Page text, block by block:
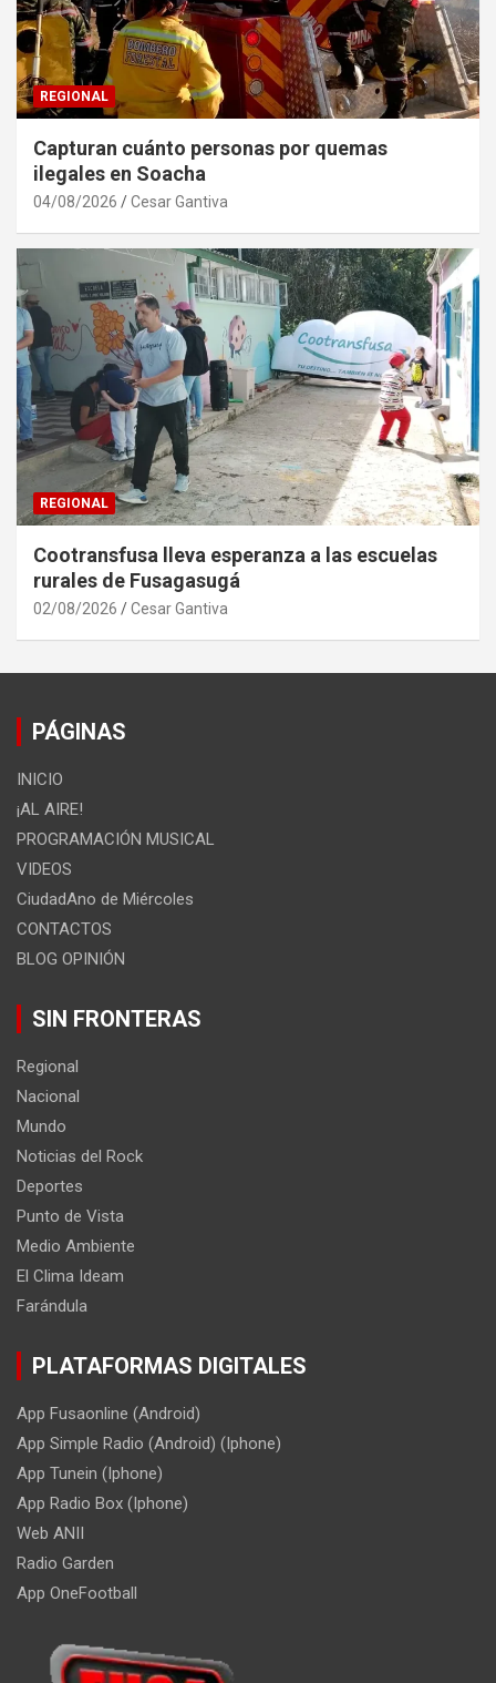
REGIONAL
Capturan cuánto personas por quemas
ilegales en Soacha
04/08/2026 Cesar Gantiva
REGIONAL
Cootransfusa lleva esperanza a las escuelas
rurales de Fusagasugá
02/08/2026 Cesar Gantiva
PÁGINAS
INICIO
¡AL AIRE!
PROGRAMACIÓN MUSICAL
VIDEOS
CiudadAno de Miércoles
CONTACTOS
BLOG OPINIÓN
SIN FRONTERAS
Regional
Nacional
Mundo
Noticias del Rock
Deportes
Punto de Vista
Medio Ambiente
El Clima Ideam
Farándula
PLATAFORMAS DIGITALES
App Fusaonline (Android)
App Simple Radio (Android) (Iphone)
App Tunein (Iphone)
App Radio Box (Iphone)
Web ANII
Radio Garden
App OneFootball